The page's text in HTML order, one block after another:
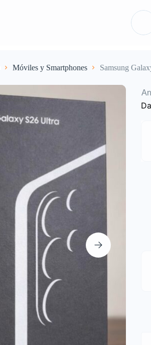
Móviles y Smartphones Samsung